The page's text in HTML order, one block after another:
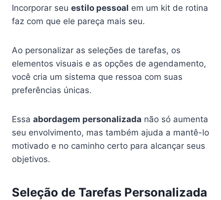
Incorporar seu estilo pessoal em um kit de rotina
faz com que ele pareça mais seu.
Ao personalizar as seleções de tarefas, os
elementos visuais e as opções de agendamento,
você cria um sistema que ressoa com suas
preferências únicas.
Essa abordagem personalizada não só aumenta
seu envolvimento, mas também ajuda a mantê-lo
motivado e no caminho certo para alcançar seus
objetivos.
Seleção de Tarefas Personalizada